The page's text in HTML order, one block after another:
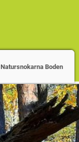
Natursnokarna Boden